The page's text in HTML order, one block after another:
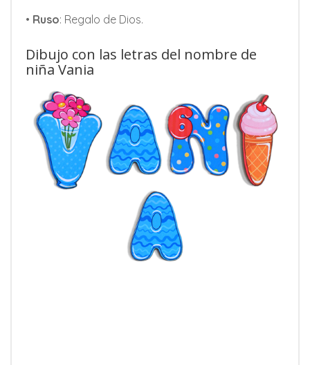
• Ruso: Regalo de Dios.
Dibujo con las letras del nombre de
niña Vania